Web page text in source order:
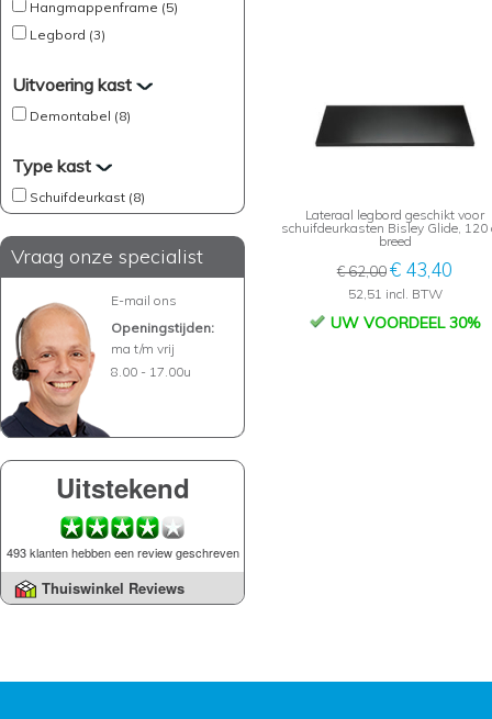
Hangmappenframe (5)
Legbord (3)
Uitvoering kast
Demontabel (8)
Type kast
Schuifdeurkast (8)
Vraag onze specialist
E-mail ons
Openingstijden:
ma t/m vrij
8.00 - 17.00u
Uitstekend
493 klanten hebben een review geschreven
Thuiswinkel Reviews
Lateraal legbord geschikt voor
schuifdeurkasten Bisley Glide, 120
breed
€ 62,00€ 43,40
52,51 incl. BTW
UW VOORDEEL 30%